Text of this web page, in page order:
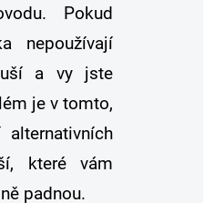
Pokud
nepoužívají
a vy jste
je v tomto,
alternativních
které vám
padnou.